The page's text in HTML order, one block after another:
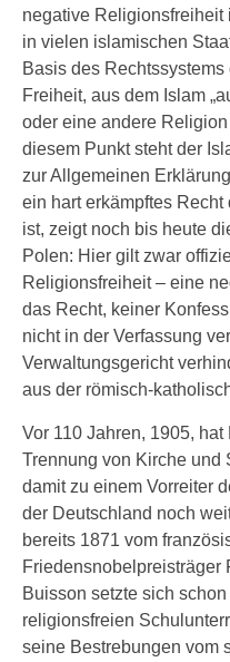
negative Religionsfreiheit
in vielen islamischen
Basis des
Freiheit, aus dem Islam
oder eine andere
diesem Punkt steht der
zur Allgemeinen
ein hart erkämpftes
ist, zeigt noch bis heute
Polen: Hier gilt zwar
Religionsfreiheit – eine
das Recht, keiner
nicht in der Verfassung
Verwaltungsgericht
aus der römisch-
Vor 110 Jahren, 1905,
Trennung von Kirche und
damit zu einem Vorreiter
der Deutschland noch
bereits 1871 vom
Friedensnobelpreisträger
Buisson setzte sich
religionsfreien
seine Bestrebungen vom